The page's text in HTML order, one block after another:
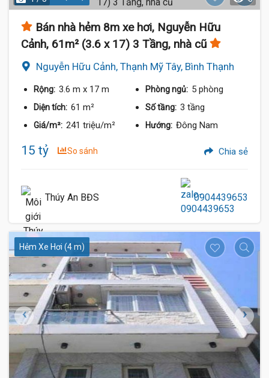
Bán nhà hẻm 8m xe hơi, Nguyễn Hữu
Cảnh, 61m² (3.6 x 17) 3 Tầng, nhà cũ
Nguyễn Hữu Cảnh, Thạnh Mỹ Tây, Bình Thạnh
Rộng: 3.6 m x 17 m Phòng ngủ: 5 phòng
Diện tích: 61 m² Số tầng: 3 tầng
Giá/m²: 241 triệu/m² Hướng: Đông Nam
15 tỷ So sánh Chia sẻ
Thúy An BĐS 0904439653
Hẻm Xe Hơi (4 m)